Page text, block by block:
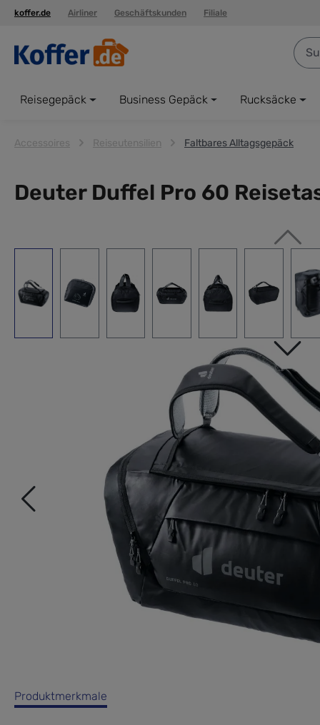
Zur Hauptnavigation springen
koffer.de Airliner Geschäftskunden Filiale
Reisegepäck Business Gepäck Rucksäcke
Accessoires Reiseutensilien Faltbares Alltagsgepäck
Deuter Duffel Pro 60
Produktmerkmale